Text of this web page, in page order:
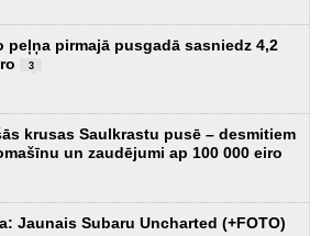
peļņa pirmajā pusgadā sasniedz 4,2
3
krusas Saulkrastu pusē – desmitiem
un zaudējumi ap 100 000 eiro
Jaunais Subaru Uncharted (+FOTO)